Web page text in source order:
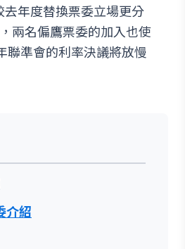
去年度替換票委立場更分
兩名偏鷹票委的加入也使
聯準會的利率決議將放慢
介紹